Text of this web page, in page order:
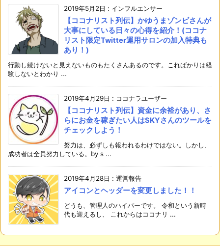
2019年5月2日 : インフルエンサー
【ココナリスト列伝】かゆうまゾンビさんが
大事にしている日々の心得を紹介！(ココナ
リスト限定Twitter運用サロンの加入特典も
あり！)
行動し続けないと見えないものもたくさんあるのです。こればかりは経
験しないとわかり ...
2019年4月29日 : ココナラユーザー
【ココナリスト列伝】資金に余裕があり、さ
らにお金を稼ぎたい人はSKYさんのツールを
チェックしよう！
努力は、必ずしも報われるわけではない。しかし、
成功者は全員努力している。by s ...
2019年4月28日 : 運営報告
アイコンとヘッダーを変更しました！！
どうも、管理人のハイパーです。 令和という新時
代も迎えるし、 これからはココナリ ...